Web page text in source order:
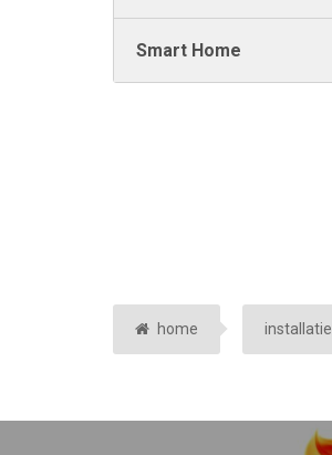
Smart Home
home installatie